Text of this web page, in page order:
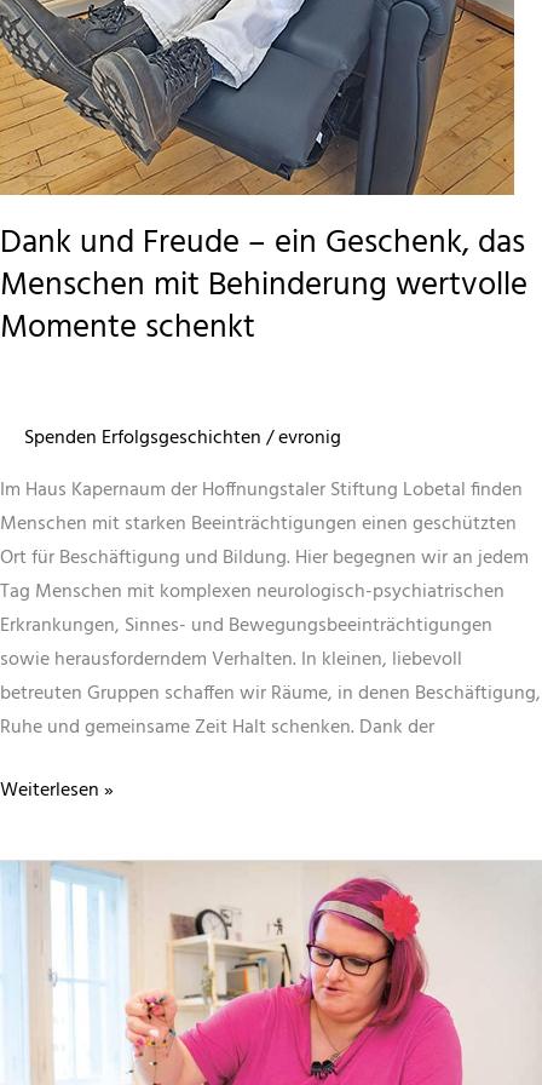
Dank und Freude – ein Geschenk, das
Menschen mit Behinderung wertvolle
Momente schenkt
Spenden Erfolgsgeschichten /evronig
Im Haus Kapernaum der Hoffnungstaler Stiftung Lobetal finden
Menschen mit starken Beeinträchtigungen einen geschützten
Ort für Beschäftigung und Bildung. Hier begegnen wir an jedem
Tag Menschen mit komplexen neurologisch-psychiatrischen
Erkrankungen, Sinnes- und Bewegungsbeeinträchtigungen
sowie herausforderndem Verhalten. In kleinen, liebevoll
betreuten Gruppen schaffen wir Räume, in denen Beschäftigung,
Ruhe und gemeinsame Zeit Halt schenken. Dank der
Dank
Freude
Weiterlesen »